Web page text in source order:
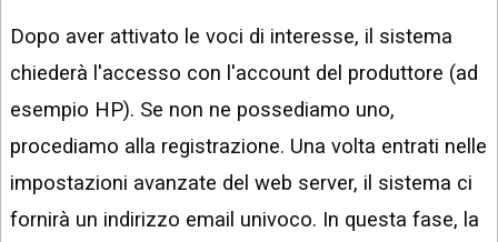
Dopo aver attivato le voci di interesse, il sistema
chiederà l'accesso con l'account del produttore (ad
esempio HP). Se non ne possediamo uno,
procediamo alla registrazione. Una volta entrati nelle
impostazioni avanzate del web server, il sistema ci
fornirà un indirizzo email univoco. In questa fase, la